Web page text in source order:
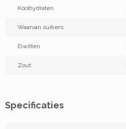
Koolhydraten
Waarvan suikers
Eiwitten
Zout
Specificaties